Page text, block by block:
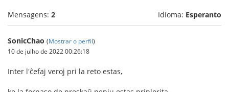
Mensagens: 2 Idioma: Esperanto
SonicChao (Mostrar o perfil)
10 de julho de 2022 00:26:18
Inter l'ĉefaj veroj pri la reto estas,